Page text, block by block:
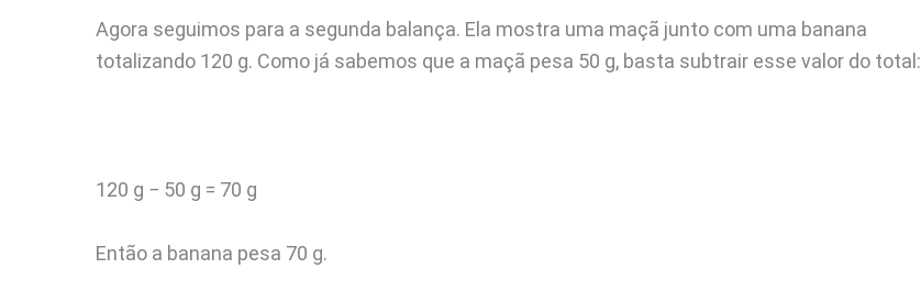
Agora seguimos para a segunda balança. Ela mostra uma maçã junto com uma banana
totalizando 120 g. Como já sabemos que a maçã pesa 50 g, basta subtrair esse valor do total:
120 g − 50 g = 70 g
Então a banana pesa 70 g.